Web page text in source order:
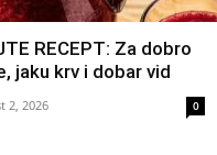
RECEPT: Za dobro
jaku krv i dobar vid
2, 2026 0